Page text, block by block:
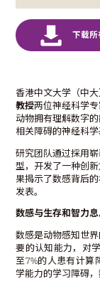
香港中文大学（中
教授两位神经科学
动物拥有理解数字
相关障碍的神经科
研究团队通过採用
型，开发了一种创
果揭示了数感背后
发表。
数感与生存和智力
数感是动物感知世
要的认知能力，对
至7%的人患有计算
学能力的学习障碍